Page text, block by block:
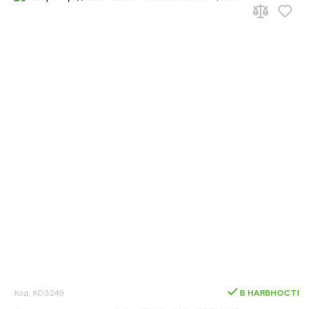
Код: KD3249 В НАЯВНОСТІ